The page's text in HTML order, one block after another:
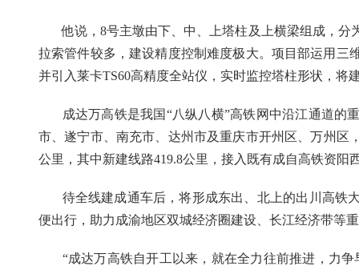
他说，8号主墩由下、中、上塔柱及上横梁组成，分
拉索管件较多，建设精度控制难度极大。项目部运用三
并引入莱卡TS60高精度全站仪，实时监控塔柱形状，将
成达万高铁是我国“八纵八横”高铁网中沿江通道的
市、遂宁市、南充市、达州市及重庆市开州区、万州区
公里，其中新建线路419.8公里，接入既有成自高铁资阳
待全线建成通车后，将形成东出、北上的出川高铁
便出行，助力成渝地区双城经济圈建设、长江经济带等
“成达万高铁自开工以来，就在全力往前推进，力争